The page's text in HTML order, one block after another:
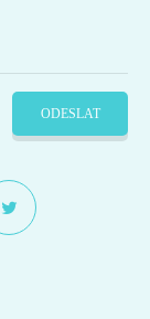
ODESLAT